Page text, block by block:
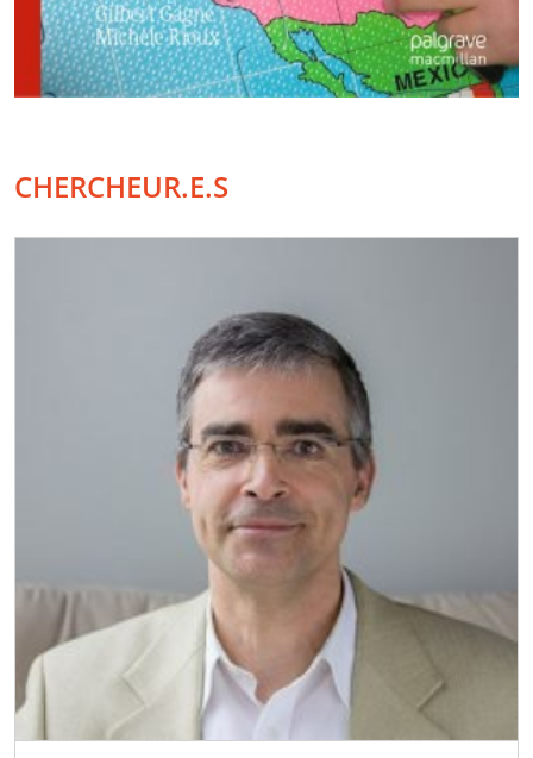
CHERCHEUR.E.S